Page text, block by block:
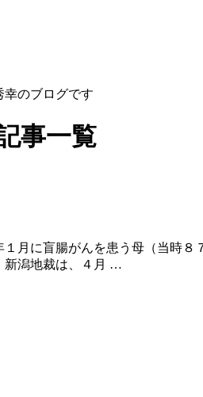
事一覧
月に盲腸がんを患う母（当時
新潟地裁は、４月 …